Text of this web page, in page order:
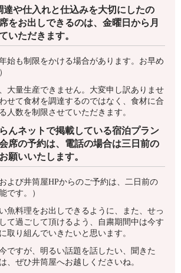
達や仕入れと仕込みを大切にしたの
をお出しできるのは、金曜日から月
いただきます。
始も制限をかける場合があります。お早め
大量生産できません。大変申し訳ありませ
せて食材を調達するのではなく、食材に合
人数を制限させていただきます。
んネットで掲載している宿泊プラン
席の予約は、電話の場合は三日前の
願いいたします。
よび井筒屋HPからのご予約は、二日前の
です。）
魚料理をお出しできるように、また、せっ
て過ごして頂けるよう、自粛期間中は今す
取り組んでいきたいと思います。
ですが、明るい話題を話したい、聞きた
、ぜひ井筒屋へお越しくださいね。